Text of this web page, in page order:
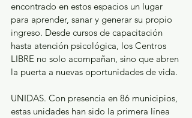
encontrado en estos espacios un lugar
para aprender, sanar y generar su propio
ingreso. Desde cursos de capacitación
hasta atención psicológica, los Centros
LIBRE no solo acompañan, sino que abren
la puerta a nuevas oportunidades de vida.
UNIDAS. Con presencia en 86 municipios,
estas unidades han sido la primera línea